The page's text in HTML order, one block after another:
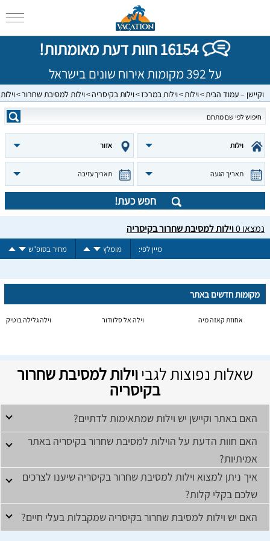
16154 חוות דעת מאומתות!
על 392 מקומות אירוח שונים בישראל
וקיישן – עמוד הבית וילות וילות במרכז וילות בקיסריה וילות למסיבת שחרור
וילות אזור
תאריך הגעה תאריך עזיבה
חפש כעת!
נמצאו0וילות למסיבת שחרור בקיסריה
מיין לפי: מומלץ מחיר בסופ"ש
מקומות חדשים באתר
אחוזת קאזה מיה וילה אל סלוודור וילה גלילה בוטיק
שאלות נפוצות לגביוילות למסיבת שחרור
בקיסריה
האם באתר וקיישן יש וילות שמתאימות לדתיים?
האם חוות הדעת על הוילות למסיבת שחרור בקיסריה באתר
אמיתיות?
איך ניתן למצוא וילות למסיבת שחרור בקיסריה שיענו לצרכים
שלכם בקלי קלות?
האם יש וילות למסיבת שחרור בקיסריה שמקבלות בעלי חיים?